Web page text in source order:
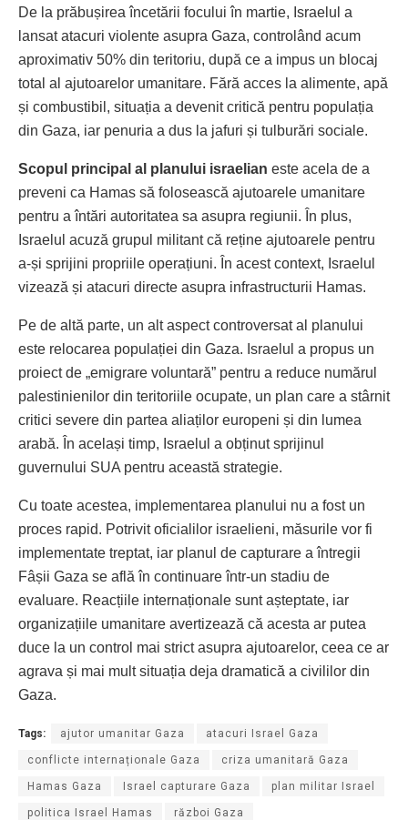
De la prăbușirea încetării focului în martie, Israelul a
lansat atacuri violente asupra Gaza, controlând acum
aproximativ 50% din teritoriu, după ce a impus un blocaj
total al ajutoarelor umanitare. Fără acces la alimente, apă
și combustibil, situația a devenit critică pentru populația
din Gaza, iar penuria a dus la jafuri și tulburări sociale.
Scopul principal al planului israelian este acela de a
preveni ca Hamas să folosească ajutoarele umanitare
pentru a întări autoritatea sa asupra regiunii. În plus,
Israelul acuză grupul militant că reține ajutoarele pentru
a-și sprijini propriile operațiuni. În acest context, Israelul
vizează și atacuri directe asupra infrastructurii Hamas.
Pe de altă parte, un alt aspect controversat al planului
este relocarea populației din Gaza. Israelul a propus un
proiect de „emigrare voluntară” pentru a reduce numărul
palestinienilor din teritoriile ocupate, un plan care a stârnit
critici severe din partea aliaților europeni și din lumea
arabă. În același timp, Israelul a obținut sprijinul
guvernului SUA pentru această strategie.
Cu toate acestea, implementarea planului nu a fost un
proces rapid. Potrivit oficialilor israelieni, măsurile vor fi
implementate treptat, iar planul de capturare a întregii
Fâșii Gaza se află în continuare într-un stadiu de
evaluare. Reacțiile internaționale sunt așteptate, iar
organizațiile umanitare avertizează că acesta ar putea
duce la un control mai strict asupra ajutoarelor, ceea ce ar
agrava și mai mult situația deja dramatică a civililor din
Gaza.
Tags: ajutor umanitar Gaza atacuri Israel Gaza
conflicte internaționale Gaza criza umanitară Gaza
Hamas Gaza Israel capturare Gaza plan militar Israel
politica Israel Hamas război Gaza